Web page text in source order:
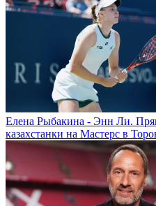
Елена Рыбакина - Энн Ли.
казахстанки на Мастерс в